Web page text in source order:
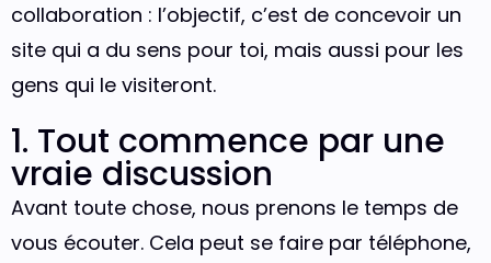
collaboration : l’objectif, c’est de concevoir un
site qui a du sens pour toi, mais aussi pour les
gens qui le visiteront.
1. Tout commence par une
vraie discussion
Avant toute chose, nous prenons le temps de
vous écouter. Cela peut se faire par téléphone,